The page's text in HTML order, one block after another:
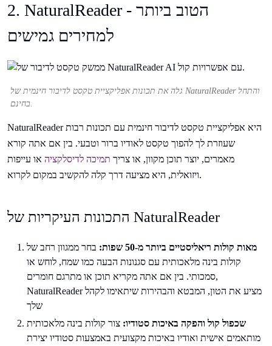
2. NaturalReader - הטוב ביותר
למחירים גמישים
גלה את תכונות אפליקציית טקסט לדיבור חינמית של NaturalReader והתחל
NaturalReader היא אפליקציית טקסט לדיבור חינמית עם תכונות רבות
שעוזרת לך להפוך טקסט לאודיו ברור וטבעי. בין אם אתה קורא
מאמרים, יוצר תוכן מקוון, או צריך תמיכה לדיסלקציה או עייפות
ויזואלית, היא מציעה דרך קלה להקשיב במקום לקרוא.
התכונות העיקריות של NaturalReader
מאות קולות ריאליסטיים ביותר מ-50 שפות:
בחר ממגוון רחב של
קולות בינה מלאכותית עם סגנונות הבעה כמו שמח, לוחש או
סמכותי. בין אם אתה מקריא תוכן או מתרגם חומרים,
NaturalReader מציע את הטון, המבטא והבהירות שיתאימו לקהל
שלך
שכפול קול והפקה באיכות סטודיו: צור קולות בינה מלאכותית
מותאמים אישית ואודיו באיכות מקצועית באמצעות סטודיו יצירת